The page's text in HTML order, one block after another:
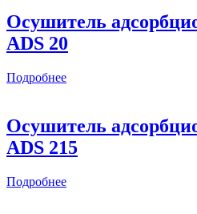
Осушитель
ADS 20
Подробнее
Осушитель
ADS 215
Подробнее